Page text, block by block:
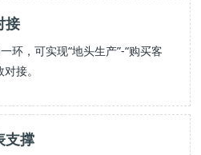
接
环，可实现“地头生产”-“购买客
接。
支撑